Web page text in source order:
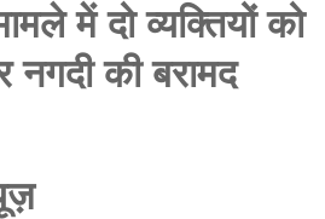
में दो व्यक्तियों को
की बरामद